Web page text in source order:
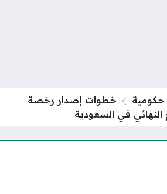
خطوات إصدار رخصة
في السعودية